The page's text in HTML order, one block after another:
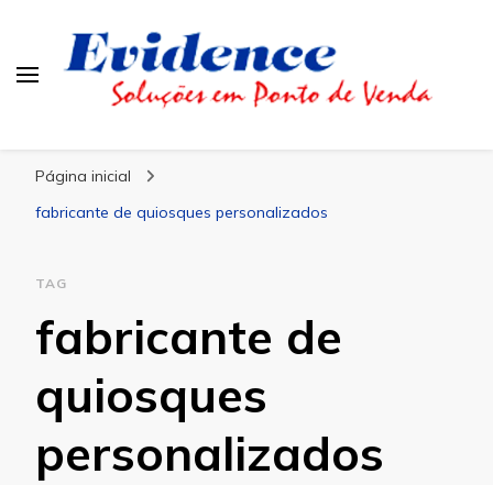
Página inicial
fabricante de quiosques personalizados
TAG
fabricante de
quiosques
personalizados